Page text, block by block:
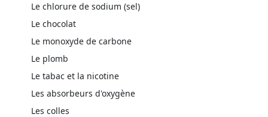
Le chlorure de sodium (sel)
Le chocolat
Le monoxyde de carbone
Le plomb
Le tabac et la nicotine
Les absorbeurs d'oxygène
Les colles